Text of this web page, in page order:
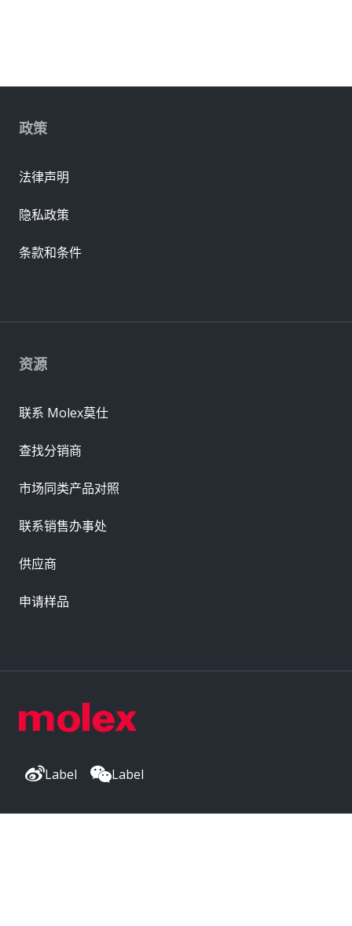
Label Label
资源
联系 Molex莫仕
查找分销商
市场同类产品对照
联系销售办事处
供应商
申请样品
政策
法律声明
隐私政策
条款和条件